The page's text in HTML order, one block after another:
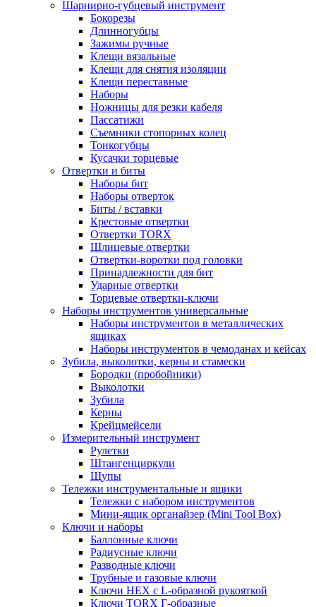
Шарнирно-губцевый инструмент
Бокорезы
Длинногубцы
Зажимы ручные
Клещи вязальные
Клещи для снятия изоляции
Клещи переставные
Наборы
Ножницы для резки кабеля
Пассатижи
Съемники стопорных колец
Тонкогубцы
Кусачки торцевые
Отвертки и биты
Наборы бит
Наборы отверток
Биты / вставки
Крестовые отвертки
Отвертки TORX
Шлицевые отвертки
Отвертки-воротки под головки
Принадлежности для бит
Ударные отвертки
Торцевые отвертки-ключи
Наборы инструментов универсальные
Наборы инструментов в металлических
ящиках
Наборы инструментов в чемоданах и кейсах
Зубила, выколотки, керны и стамески
Бородки (пробойники)
Выколотки
Зубила
Керны
Крейцмейсели
Измерительный инструмент
Рулетки
Штангенциркули
Щупы
Тележки инструментальные и ящики
Тележки с набором инструментов
Мини-ящик органайзер (Mini Tool Box)
Ключи и наборы
Баллонные ключи
Радиусные ключи
Разводные ключи
Трубные и газовые ключи
Ключи HEX с L-образной рукояткой
Ключи TORX Г-образные